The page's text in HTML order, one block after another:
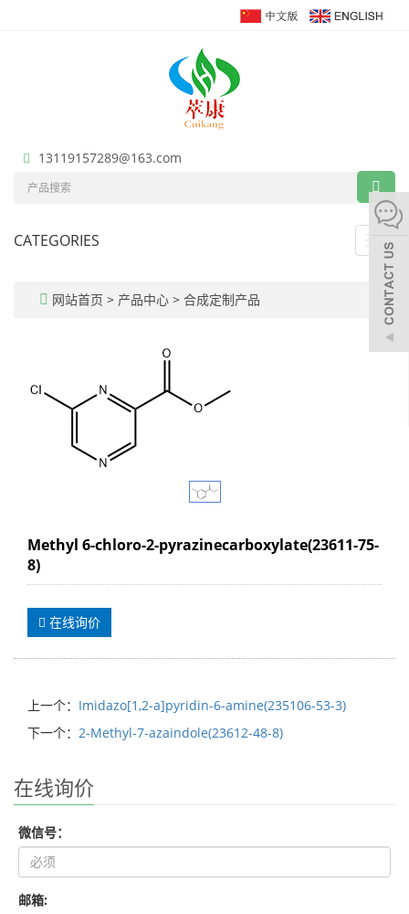
13119157289@163.com
CATEGORIES
网站首页 > 产品中心 > 合成定制产品
Methyl 6-chloro-2-pyrazinecarboxylate(23611-75-
8)
在线询价
上一个： Imidazo[1,2-a]pyridin-6-amine(235106-53-3)
下一个： 2-Methyl-7-azaindole(23612-48-8)
在线询价
微信号：
邮箱: